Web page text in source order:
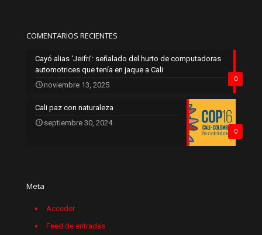
COMENTARIOS RECIENTES
0
Cayó alias ‘Jeifri’: señalado del hurto de computadoras
automotrices que tenía en jaque a Cali
noviembre 13, 2025
0
Cali paz con naturaleza
septiembre 30, 2024
Meta
Acceder
Feed de entradas